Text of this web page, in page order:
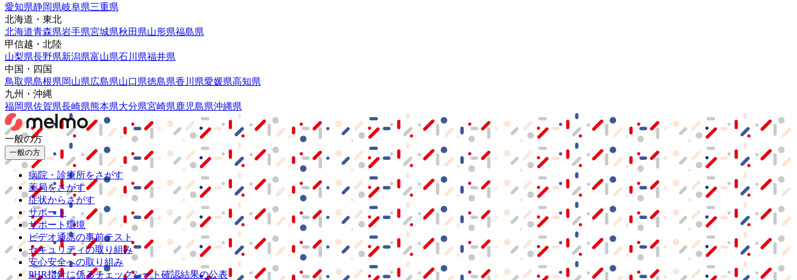
愛知県静岡県岐阜県三重県
北海道・東北
北海道青森県岩手県宮城県秋田県山形県福島県
甲信越・北陸
山梨県長野県新潟県富山県石川県福井県
中国・四国
鳥取県島根県岡山県広島県山口県徳島県香川県愛媛県高知県
九州・沖縄
福岡県佐賀県長崎県熊本県大分県宮崎県鹿児島県沖縄県
一般の方
一般の方
病院・診療所をさがす
薬局をさがす
症状からさがす
サポート
サポート環境
ビデオ通話の事前テスト
セキュリティの取り組み
安心安全への取り組み
PHR指針に係るチェックシート確認結果の公表